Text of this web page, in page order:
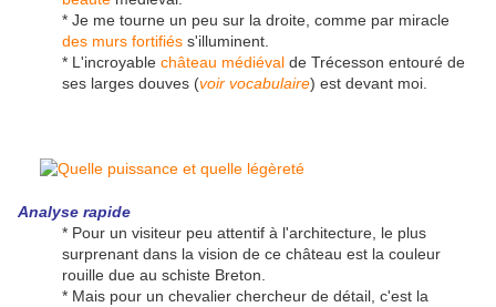
* Je me tourne un peu sur la droite, comme par miracle
des murs fortifiés s'illuminent.
* L'incroyable château médiéval de Trécesson entouré de
ses larges douves (voir vocabulaire) est devant moi.
Analyse rapide
* Pour un visiteur peu attentif à l'architecture, le plus
surprenant dans la vision de ce château est la couleur
rouille due au schiste Breton.
* Mais pour un chevalier chercheur de détail, c'est la